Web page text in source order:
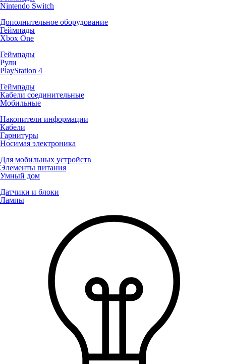
Nintendo Switch
Дополнительное оборудование
Геймпады
Xbox One
Геймпады
Рули
PlayStation 4
Геймпады
Кабели соединительные
Мобильные
Накопители информации
Кабели
Гарнитуры
Носимая электроника
Для мобильных устройств
Элементы питания
Умный дом
Датчики и блоки
Лампы